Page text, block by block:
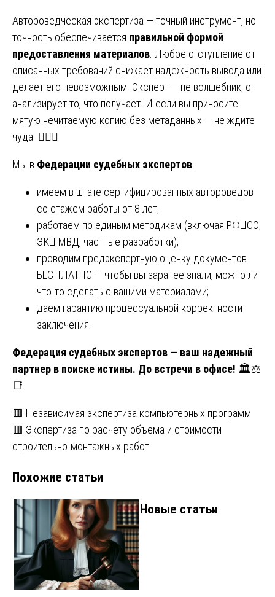
Автороведческая экспертиза — точный инструмент, но
точность обеспечивается правильной формой
предоставления материалов . Любое отступление от
описанных требований снижает надежность вывода или
делает его невозможным. Эксперт — не волшебник, он
анализирует то, что получает. И если вы приносите
мятую нечитаемую копию без метаданных — не ждите
чуда. 🧙‍♂️❌
Мы в Федерации судебных экспертов:
имеем в штате сертифицированных автороведов
со стажем работы от 8 лет;
работаем по единым методикам (включая РФЦСЭ,
ЭКЦ МВД, частные разработки);
проводим предэкспертную оценку документов
БЕСПЛАТНО — чтобы вы заранее знали, можно ли
что-то сделать с вашими материалами;
даем гарантию процессуальной корректности
заключения.
Федерация судебных экспертов — ваш надежный
партнер в поиске истины. До встречи в офисе! 🏛️⚖️
📑
Навигация
по
🟥 Независимая экспертиза компьютерных программ
🟥 Экспертиза по расчету объема и стоимости
строительно-монтажных работ
Похожие статьи
Новые статьи